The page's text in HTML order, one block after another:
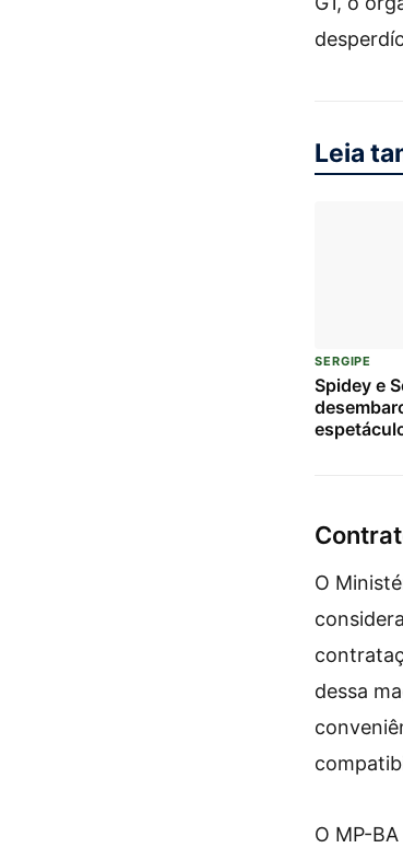
Leia
SERGIPE
Spidey e
O
dessa
O MP-